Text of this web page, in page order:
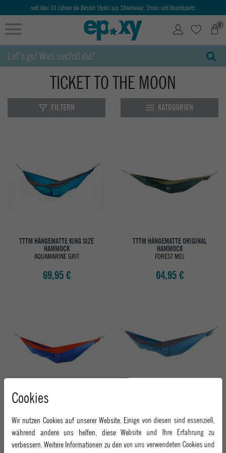
seit über 30 Jahren die Besten Styles aus Streetwear, Shoes und Boardsports
0
TICKET TO THE MOON
FILTERN KATEGORIEN
TTTM HÄNGEMATTE KING SIZE
HAMMOCK
AQUAMARINE GRIT
69,95 €
TTTM HÄNGEMATTE ORIGINAL
HAMMOCK
FOREST MEL
64,95 €
TTTM HÄNGEMATTE ORIGINAL
ROYAL BLUE TRIP RIP
64,95 €
AQUA/GREEN
64,95 €
Cookies
Wir nutzen Cookies auf unserer Website. Einige von diesen sind essenziell,
während andere uns helfen, diese Website und Ihre Erfahrung zu
verbessern. Weitere Informationen zu den von uns verwendeten Cookies und